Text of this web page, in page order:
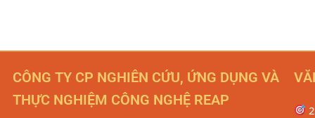
CÔNG TY CP NGHIÊN CỨU, ỨNG DỤNG VÀ
THỰC NGHIỆM CÔNG NGHỆ REAP